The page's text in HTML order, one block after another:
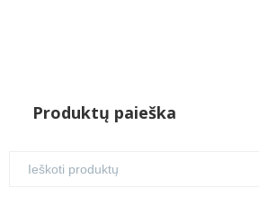
Produktų paieška